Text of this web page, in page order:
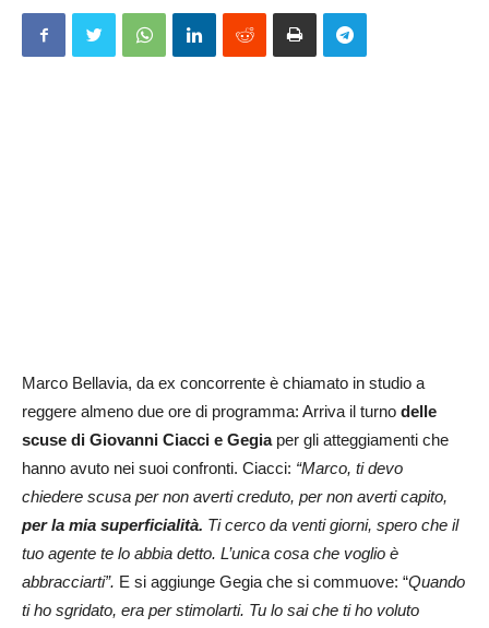
Marco Bellavia, da ex concorrente è chiamato in studio a
reggere almeno due ore di programma: Arriva il turno delle
scuse di Giovanni Ciacci e Gegiaper gli atteggiamenti che
hanno avuto nei suoi confronti. Ciacci: “Marco, ti devo
chiedere scusa per non averti creduto, per non averti capito,
per la mia superficialità. Ti cerco da venti giorni, spero che il
tuo agente te lo abbia detto. L’unica cosa che voglio è
abbracciarti”. E si aggiunge Gegia che si commuove: “Quando
ti ho sgridato, era per stimolarti. Tu lo sai che ti ho voluto